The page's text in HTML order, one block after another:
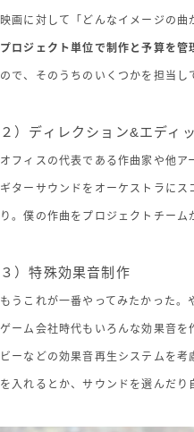
映画に対して「どんなイメージの
プロジェクト単位で制作と予算を管
ので、そのうちのいくつかを担当し
２）ディレクション&エディ
オフィスの代表である作曲家や他ア
ギターサウンドをオーケストラに
り。僕の作曲をプロジェクトチー
３）特殊効果音制作
もうこれが一番やってみたかった
ゲーム会社時代もいろんな効果音
ビーなどの効果音再生システムを
を入れるとか、サウンドを選んだり